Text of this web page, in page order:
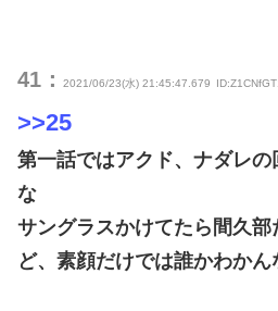
41： 2021/06/23(水) 21:45:47.679
>>25
第一話ではアクド、ナダレ
な
サングラスかけてたら間久
ど、素顔だけでは誰かわかん